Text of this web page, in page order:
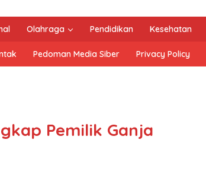
Olahraga Pendidikan Kesehatan
Pedoman Media Siber Privacy Policy
Pemilik Ganja